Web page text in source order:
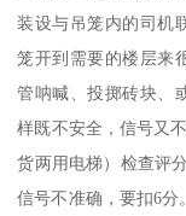
装设与吊笼内的司机
笼开到需要的楼层来
管呐喊、投掷砖块、
样既不安全，信号又
货两用电梯）检查评
信号不准确，要扣6分